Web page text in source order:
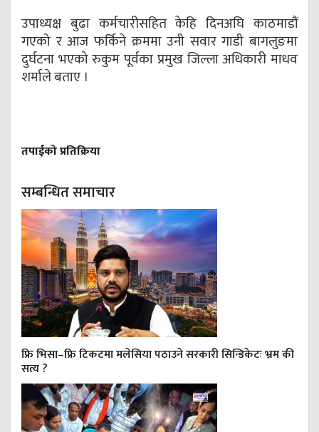
उपाध्यक्ष बुढा कर्मचारीसहित केहि दिनअघि काठमाडौं
गएको र आज फर्किने क्रममा उनी सवार गाडी बागलुङमा
दुर्घटना भएको रुकुम पूर्वका प्रमुख जिल्ला अधिकारी माधव
शर्माले बताए ।
तपाईको प्रतिक्रिया
सम्बन्धित समाचार
फ्रि भिसा–फ्रि टिकटमा मलेसिया पठाउने सरकारी सिन्डिकेटः भ्रम की
सत्य ?